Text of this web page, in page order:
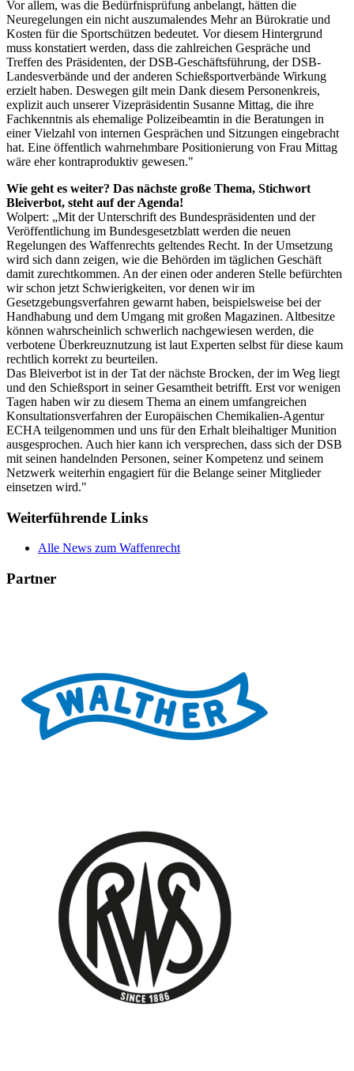
Vor allem, was die Bedürfnisprüfung anbelangt, hätten die
Neuregelungen ein nicht auszumalendes Mehr an Bürokratie und
Kosten für die Sportschützen bedeutet. Vor diesem Hintergrund
muss konstatiert werden, dass die zahlreichen Gespräche und
Treffen des Präsidenten, der DSB-Geschäftsführung, der DSB-
Landesverbände und der anderen Schießsportverbände Wirkung
erzielt haben. Deswegen gilt mein Dank diesem Personenkreis,
explizit auch unserer Vizepräsidentin Susanne Mittag, die ihre
Fachkenntnis als ehemalige Polizeibeamtin in die Beratungen in
einer Vielzahl von internen Gesprächen und Sitzungen eingebracht
hat. Eine öffentlich wahrnehmbare Positionierung von Frau Mittag
wäre eher kontraproduktiv gewesen."
Wie geht es weiter? Das nächste große Thema, Stichwort
Bleiverbot, steht auf der Agenda!
Wolpert: „Mit der Unterschrift des Bundespräsidenten und der
Veröffentlichung im Bundesgesetzblatt werden die neuen
Regelungen des Waffenrechts geltendes Recht. In der Umsetzung
wird sich dann zeigen, wie die Behörden im täglichen Geschäft
damit zurechtkommen. An der einen oder anderen Stelle befürchten
wir schon jetzt Schwierigkeiten, vor denen wir im
Gesetzgebungsverfahren gewarnt haben, beispielsweise bei der
Handhabung und dem Umgang mit großen Magazinen. Altbesitze
können wahrscheinlich schwerlich nachgewiesen werden, die
verbotene Überkreuznutzung ist laut Experten selbst für diese kaum
rechtlich korrekt zu beurteilen.
Das Bleiverbot ist in der Tat der nächste Brocken, der im Weg liegt
und den Schießsport in seiner Gesamtheit betrifft. Erst vor wenigen
Tagen haben wir zu diesem Thema an einem umfangreichen
Konsultationsverfahren der Europäischen Chemikalien-Agentur
ECHA teilgenommen und uns für den Erhalt bleihaltiger Munition
ausgesprochen. Auch hier kann ich versprechen, dass sich der DSB
mit seinen handelnden Personen, seiner Kompetenz und seinem
Netzwerk weiterhin engagiert für die Belange seiner Mitglieder
einsetzen wird."
Weiterführende Links
Alle News zum Waffenrecht
Partner